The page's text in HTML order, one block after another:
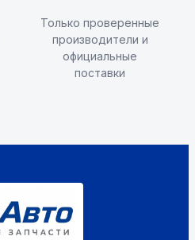
Только проверенные
производители и
официальные
поставки